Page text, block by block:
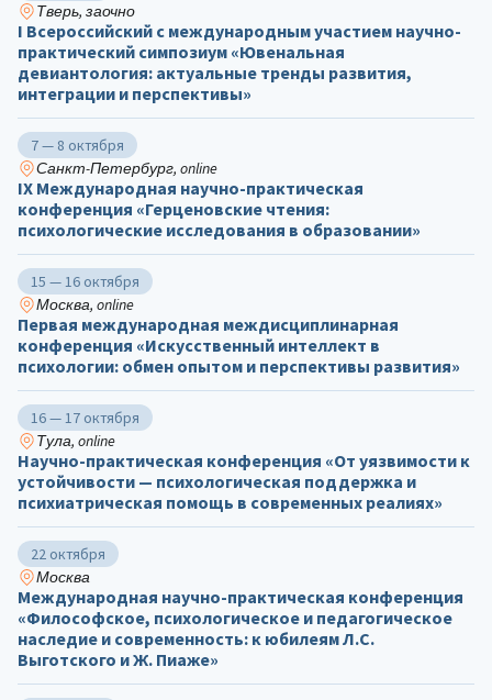
Тверь, заочно
I Всероссийский с международным участием научно-
практический симпозиум «Ювенальная
девиантология: актуальные тренды развития,
интеграции и перспективы»
7 — 8 октября
Санкт-Петербург, online
IX Международная научно-практическая
конференция «Герценовские чтения:
психологические исследования в образовании»
15 — 16 октября
Москва, online
Первая международная междисциплинарная
конференция «Искусственный интеллект в
психологии: обмен опытом и перспективы развития»
16 — 17 октября
Тула, online
Научно-практическая конференция «От уязвимости к
устойчивости — психологическая поддержка и
психиатрическая помощь в современных реалиях»
22 октября
Москва
Международная научно-практическая конференция
«Философское, психологическое и педагогическое
наследие и современность: к юбилеям Л.С.
Выготского и Ж. Пиаже»